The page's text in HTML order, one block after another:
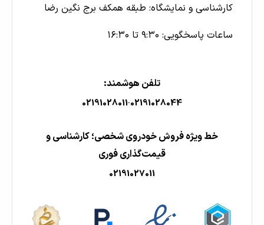
کارشناسی و نمایشگاه: طبقه همکف برج نگین رضا
ساعات پاسخگویی: ۹:۳۰ تا ۱۶:۳۰
تلفن هوشمند:
02191028011-02191028044
خط ویژه فروش خودروی شخصی؛ کارشناسی و
قیمت‌گذاری فوری
02191027011